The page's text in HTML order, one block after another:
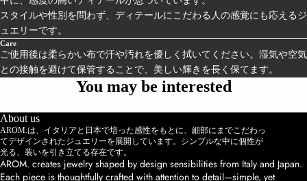
スタイルや性別を問わず、ディテールにこだわる人の感覚にも応えるジ
ュエリーです。
Care
ご使用後は柔らかい布で汗や汚れを優しく拭いてください。湿気や空気
との接触を避けて保管することで、美しい輝きを長く保てます。
You may be interested
About us
AROM.は、イタリアと日本で培った感性をもとに、細部にまでこだわっ
てデザインされたジュエリーを展開しています。シンプルな中に個性が
光る、装いを引き立てる存在です。
AROM. creates jewelry shaped by design sensibilities from Italy and Japan.
Each piece is thoughtfully crafted with attention to detail—simple, yet